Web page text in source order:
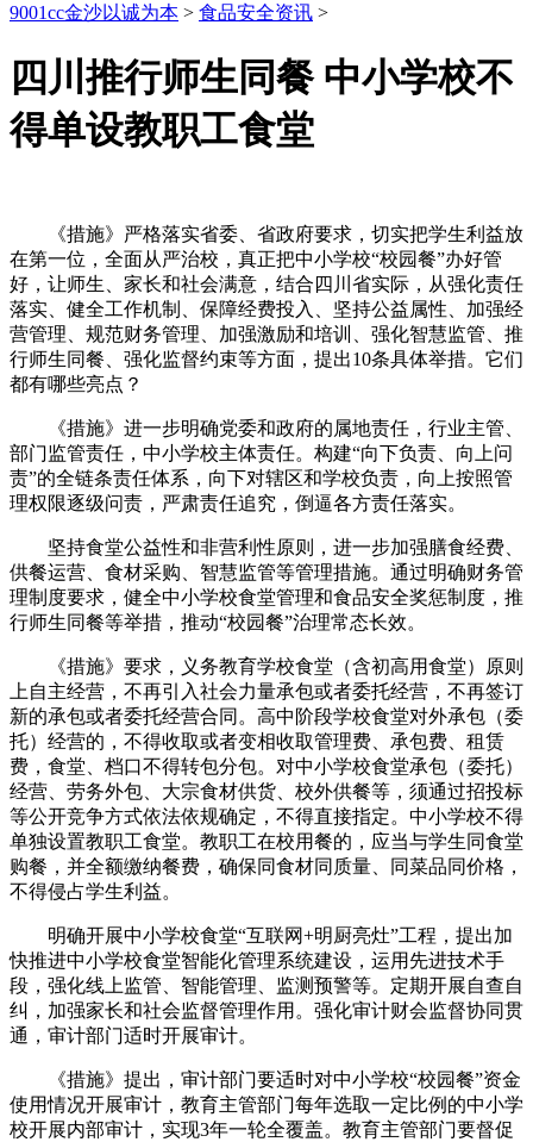
9001cc金沙以诚为本 > 食品安全资讯 >
四川推行师生同餐 中小学校不
得单设教职工食堂
《措施》严格落实省委、省政府要求，切实把学生利益放
在第一位，全面从严治校，真正把中小学校“校园餐”办好管
好，让师生、家长和社会满意，结合四川省实际，从强化责任
落实、健全工作机制、保障经费投入、坚持公益属性、加强经
营管理、规范财务管理、加强激励和培训、强化智慧监管、推
行师生同餐、强化监督约束等方面，提出10条具体举措。它们
都有哪些亮点？
《措施》进一步明确党委和政府的属地责任，行业主管、
部门监管责任，中小学校主体责任。构建“向下负责、向上问
责”的全链条责任体系，向下对辖区和学校负责，向上按照管
理权限逐级问责，严肃责任追究，倒逼各方责任落实。
坚持食堂公益性和非营利性原则，进一步加强膳食经费、
供餐运营、食材采购、智慧监管等管理措施。通过明确财务管
理制度要求，健全中小学校食堂管理和食品安全奖惩制度，推
行师生同餐等举措，推动“校园餐”治理常态长效。
《措施》要求，义务教育学校食堂（含初高用食堂）原则
上自主经营，不再引入社会力量承包或者委托经营，不再签订
新的承包或者委托经营合同。高中阶段学校食堂对外承包（委
托）经营的，不得收取或者变相收取管理费、承包费、租赁
费，食堂、档口不得转包分包。对中小学校食堂承包（委托）
经营、劳务外包、大宗食材供货、校外供餐等，须通过招投标
等公开竞争方式依法依规确定，不得直接指定。中小学校不得
单独设置教职工食堂。教职工在校用餐的，应当与学生同食堂
购餐，并全额缴纳餐费，确保同食材同质量、同菜品同价格，
不得侵占学生利益。
明确开展中小学校食堂“互联网+明厨亮灶”工程，提出加
快推进中小学校食堂智能化管理系统建设，运用先进技术手
段，强化线上监管、智能管理、监测预警等。定期开展自查自
纠，加强家长和社会监督管理作用。强化审计财会监督协同贯
通，审计部门适时开展审计。
《措施》提出，审计部门要适时对中小学校“校园餐”资金
使用情况开展审计，教育主管部门每年选取一定比例的中小学
校开展内部审计，实现3年一轮全覆盖。教育主管部门要督促